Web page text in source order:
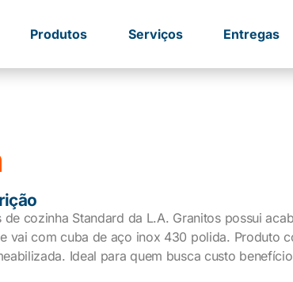
Produtos Serviços Entregas
de cozinha Standard da L.A. Granitos possui
vai com cuba de aço inox 430 polida. Produto
Ideal para quem busca custo